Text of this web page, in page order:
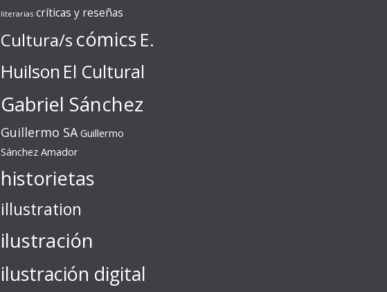
literarias críticas y reseñas
Cultura/s cómics E.
Huilson El Cultural
Gabriel Sánchez
Guillermo SA Guillermo
Sánchez Amador
historietas
illustration
ilustración
ilustración digital